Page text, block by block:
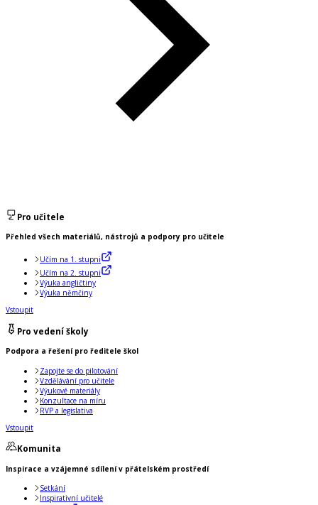
Pro učitele
Přehled všech materiálů, nástrojů a podpory pro učitele
Učím na 1. stupni
Učím na 2. stupni
Výuka angličtiny
Výuka němčiny
Vstoupit
Pro vedení školy
Podpora a řešení pro ředitele škol
Zapojte se do pilotování
Vzdělávání pro učitele
Výukové materiály
Konzultace na míru
RVP a legislativa
Vstoupit
Komunita
Inspirace a vzájemné sdílení v přátelském prostředí
Setkání
Inspirativní učitelé